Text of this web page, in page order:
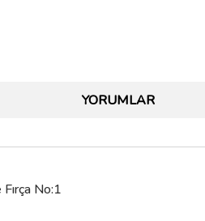
YORUMLAR
No:1